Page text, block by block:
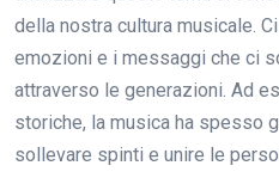
della nostra cultura musicale.
emozioni e i messaggi che ci
attraverso le generazioni. Ad
storiche, la musica ha spesso
sollevare spinti e unire le